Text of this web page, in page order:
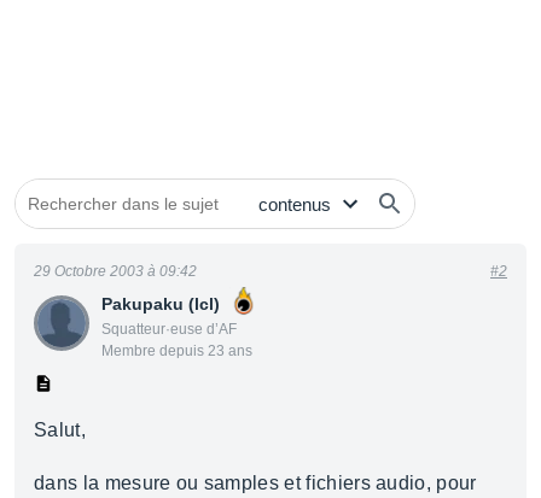
Pakupaku (lcl)
Squatteur·euse d’AF
Membre depuis 23 ans
29 Octobre 2003 à 09:42 #2
Salut,
dans la mesure ou samples et fichiers audio, pour